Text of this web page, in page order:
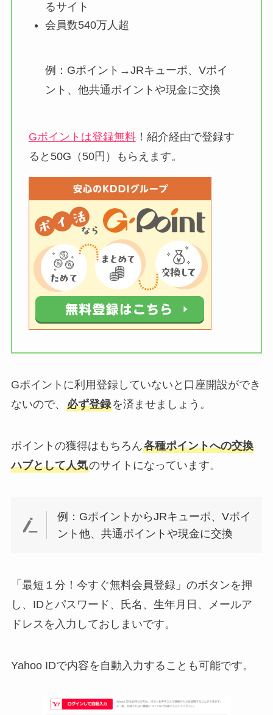
るサイト
会員数540万人超
例：Gポイント→JRキューポ、Vポイ
ント、他共通ポイントや現金に交換
Gポイントは登録無料！紹介経由で登録す
ると50G（50円）もらえます。
Gポイントに利用登録していないと口座開設ができ
ないので、 必ず登録を済ませましょう。
ポイントの獲得はもちろん各種ポイントへの交換
ハブとして人気のサイトになっています。
例：GポイントからJRキューポ、Vポイ
ント他、共通ポイントや現金に交換
「最短１分！今すぐ無料会員登録」のボタンを押
し、IDとパスワード、氏名、生年月日、メールア
ドレスを入力しておしまいです。
Yahoo IDで内容を自動入力することも可能です。